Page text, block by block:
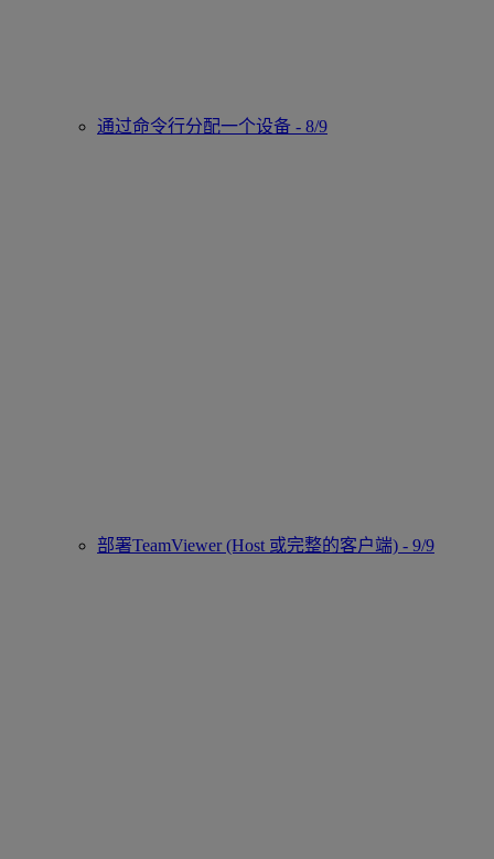
通过命令行分配一个设备 - 8/9
部署TeamViewer (Host 或完整的客户端) - 9/9